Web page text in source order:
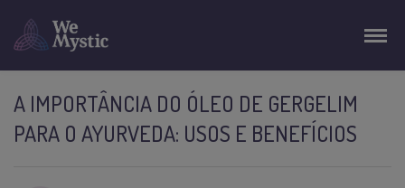
A IMPORTÂNCIA DO ÓLEO DE GERGELIM
PARA O AYURVEDA: USOS E BENEFÍCIOS